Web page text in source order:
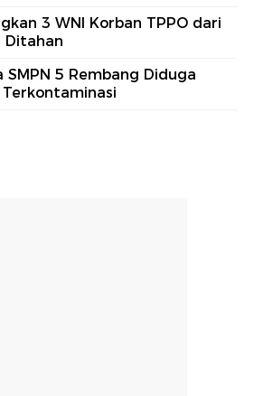
3 WNI Korban TPPO dari
Ditahan
SMPN 5 Rembang Diduga